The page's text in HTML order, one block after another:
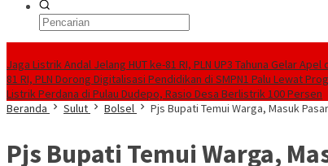
Jaga Listrik Andal Jelang HUT ke-81 RI, PLN UP3 Tahuna Gelar
81 RI, PLN Dorong Digitalisasi Pendidikan di SMPN1 Palu Lewat
Listrik Perdana di Pulau Dudepo, Rasio Desa Berlistrik 100 Persen
Beranda
Sulut Bolsel Pjs Bupati Temui Warga, Masuk
Pjs Bupati Temui Warga,